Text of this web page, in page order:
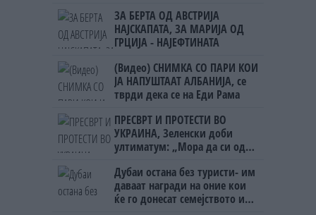
ЗА БЕРТА ОД АВСТРИЈА
НАЈСКАПАТА, ЗА МАРИЈА ОД
ГРЦИЈА - НАЈЕФТИНАТА
(Видео) СНИМКА СО ПАРИ КОИ
ЈА НАПУШТААТ АЛБАНИЈА, се
тврди дека се на Еди Рама
ПРЕСВРТ И ПРОТЕСТИ ВО
УКРАИНА, Зеленски доби
ултиматум: „Мора да си оди,
Дубаи остана без туристи- им
даваат награди на оние кои
ќе го донесат семејството или